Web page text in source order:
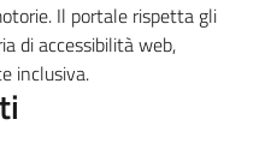
Il portale rispetta gli
di accessibilità web,
inclusiva.